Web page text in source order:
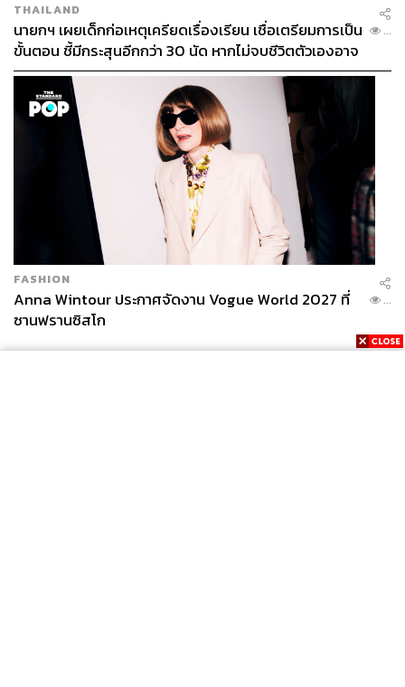
THAILAND
นายกฯ เผยเด็กก่อเหตุเครียดเรื่องเรียน เชื่อเตรียมการเป็น
ขั้นตอน ชี้มีกระสุนอีกกว่า 30 นัด หากไม่จบชีวิตตัวเองอาจ
สูญเสียเพิ่ม
...
FASHION
Anna Wintour ประกาศจัดงาน Vogue World 2027 ที่
ซานฟรานซิสโก
...